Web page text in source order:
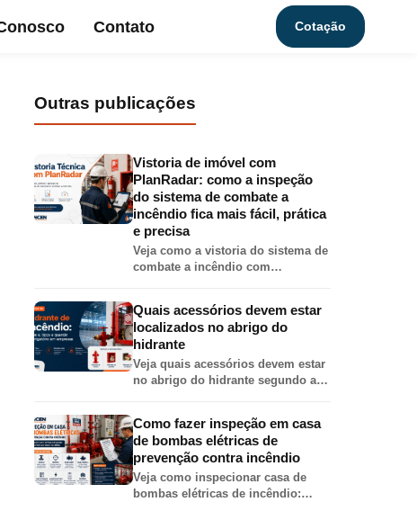
Contato Cotação
Outras publicações
Vistoria de imóvel com
PlanRadar: como a inspeção
do sistema de combate a
incêndio fica mais fácil, prática
e precisa
Veja como a vistoria do sistema de
combate a incêndio com
fotos, localização em planta,
checklist e PDF técnico.
Quais acessórios devem estar
localizados no abrigo do
hidrante
Veja quais acessórios devem estar
no abrigo do hidrante segundo a
válvula angular, adaptador e
tampão.
Como fazer inspeção em casa
de bombas elétricas de
prevenção contra incêndio
Veja como inspecionar casa de
bombas elétricas de incêndio: